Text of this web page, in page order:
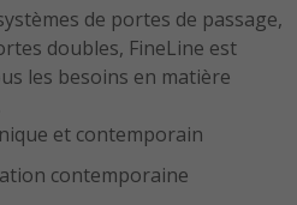
de portes de passage,
doubles, FineLine est
les besoins en matière
et contemporain
contemporaine